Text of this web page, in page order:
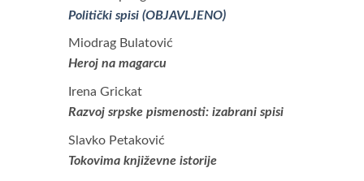
Politički spisi (OBJAVLJENO)
Miodrag Bulatović
Heroj na magarcu
Irena Grickat
Razvoj srpske pismenosti: izabrani spisi
Slavko Petaković
Tokovima književne istorije